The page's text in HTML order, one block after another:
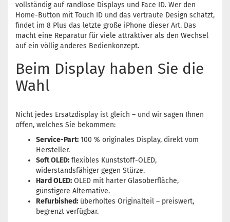
vollständig auf randlose Displays und Face ID. Wer den
Home-Button mit Touch ID und das vertraute Design schätzt,
findet im 8 Plus das letzte große iPhone dieser Art. Das
macht eine Reparatur für viele attraktiver als den Wechsel
auf ein völlig anderes Bedienkonzept.
Beim Display haben Sie die
Wahl
Nicht jedes Ersatzdisplay ist gleich – und wir sagen Ihnen
offen, welches Sie bekommen:
Service-Part: 100 % originales Display, direkt vom
Hersteller.
Soft OLED: flexibles Kunststoff-OLED,
widerstandsfähiger gegen Stürze.
Hard OLED: OLED mit harter Glasoberfläche,
günstigere Alternative.
Refurbished: überholtes Originalteil – preiswert,
begrenzt verfügbar.